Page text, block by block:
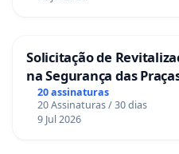
Solicitação de
na Segurança das
Sete Ilhas
20 assinaturas
20 Assinaturas / 30 dias
9 Jul 2026